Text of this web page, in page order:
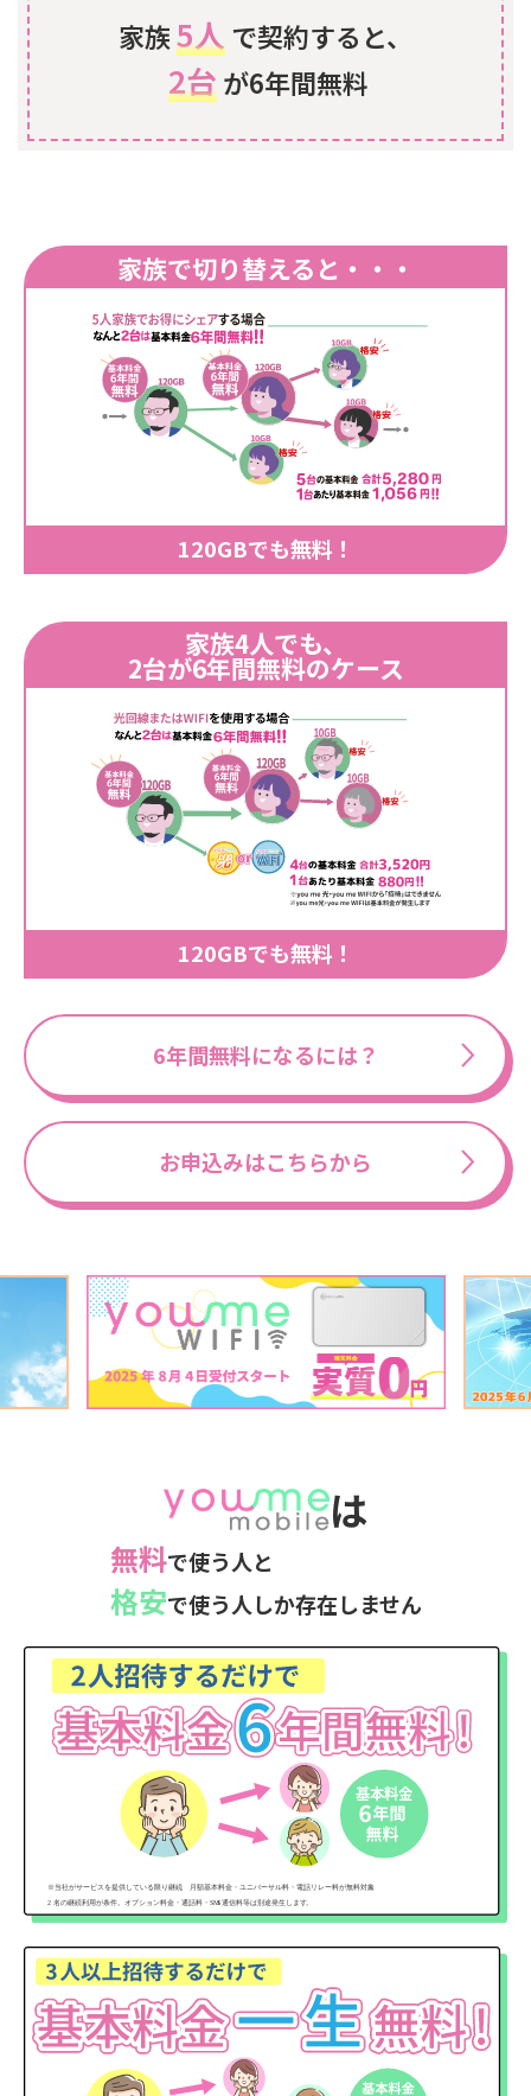
家族5人 で契約すると、
2台 が6年間無料
家族で切り替えると・・・
120GBでも無料！
家族4人でも、
2台が6年間無料のケース
120GBでも無料！
6年間無料になるには？
お申込みはこちらから
は
無料で使う人と
格安で使う人しか存在しません